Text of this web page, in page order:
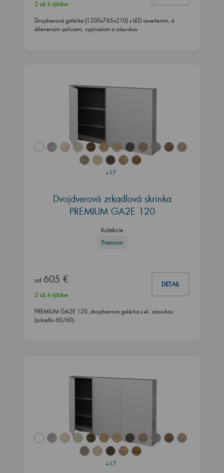
2 až 4 týždne
Dvojdverová galérka (1200x765x210) s LED osvetlením, 4
sklenenými policami, vypínačom a zásuvkou
+17
Dvojdverová zrkadlová skrinka
PREMIUM GA2E 120
Kolekcie
Premium
od 605 € DETAIL
2 až 4 týždne
PREMIUM GA2E 120, dvojdverová galérka s el. zásuvkou
(zrkadlo 60/60).
+17